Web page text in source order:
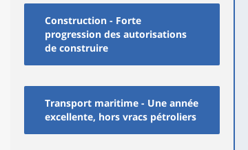
Construction - Forte
progression des autorisations
de construire
Transport maritime - Une année
excellente, hors vracs pétroliers